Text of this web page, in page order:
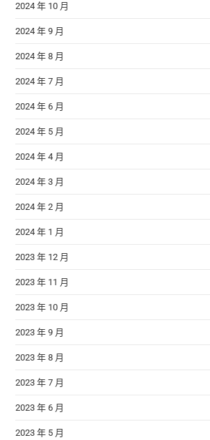
2024 年 10 月
2024 年 9 月
2024 年 8 月
2024 年 7 月
2024 年 6 月
2024 年 5 月
2024 年 4 月
2024 年 3 月
2024 年 2 月
2024 年 1 月
2023 年 12 月
2023 年 11 月
2023 年 10 月
2023 年 9 月
2023 年 8 月
2023 年 7 月
2023 年 6 月
2023 年 5 月